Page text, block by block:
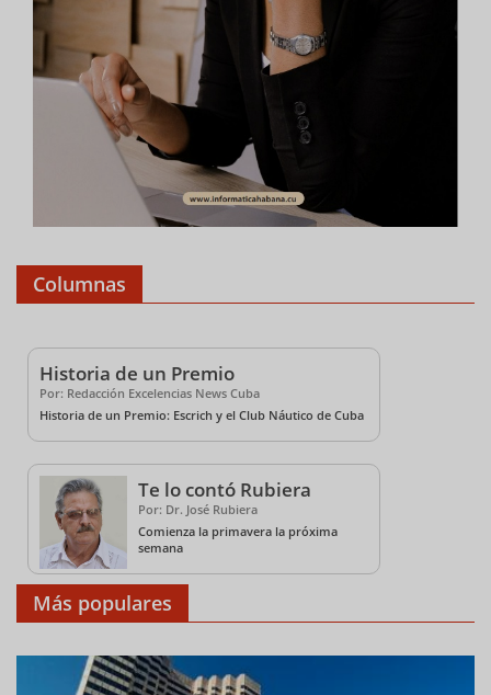
Columnas
Historia de un Premio
Por: Redacción Excelencias News Cuba
Historia de un Premio: Escrich y el Club Náutico de Cuba
Te lo contó Rubiera
Por: Dr. José Rubiera
Comienza la primavera la próxima
semana
Más populares